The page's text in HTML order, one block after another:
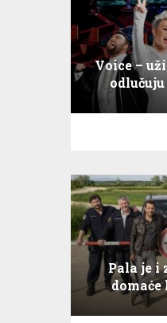
Voice –
Pala je i
domaće